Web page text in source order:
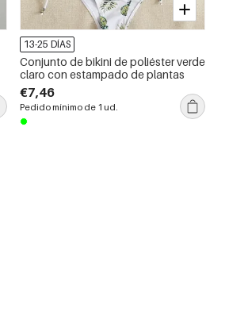
13-25 DÍAS
Conjunto de bikini de poliéster verde
claro con estampado de plantas
€7,46
Pedido mínimo de 1 ud.